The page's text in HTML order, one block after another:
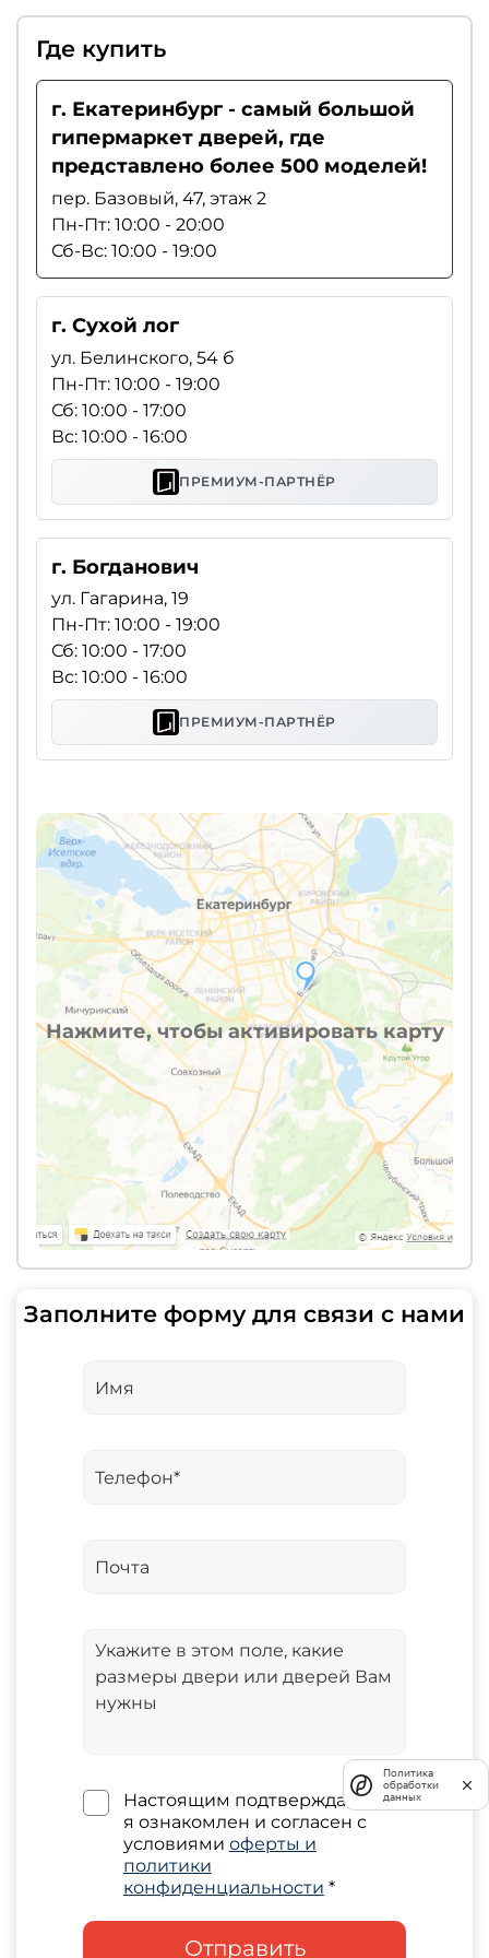
Нажмите, чтобы активировать карту
Где купить
г. Екатеринбург - самый большой
гипермаркет дверей, где
представлено более 500 моделей!
пер. Базовый, 47, этаж 2
Пн-Пт: 10:00 - 20:00
Сб-Вс: 10:00 - 19:00
г. Сухой лог
ул. Белинского, 54 б
Пн-Пт: 10:00 - 19:00
Сб: 10:00 - 17:00
Вс: 10:00 - 16:00
ПРЕМИУМ-ПАРТНЁР
г. Богданович
ул. Гагарина, 19
Пн-Пт: 10:00 - 19:00
Сб: 10:00 - 17:00
Вс: 10:00 - 16:00
ПРЕМИУМ-ПАРТНЁР
Заполните форму для связи с нами
Настоящим подтверждаю, что
я ознакомлен и согласен с
условиями оферты и
политики
конфиденциальности *
Отправить
Политика
обработки
данных